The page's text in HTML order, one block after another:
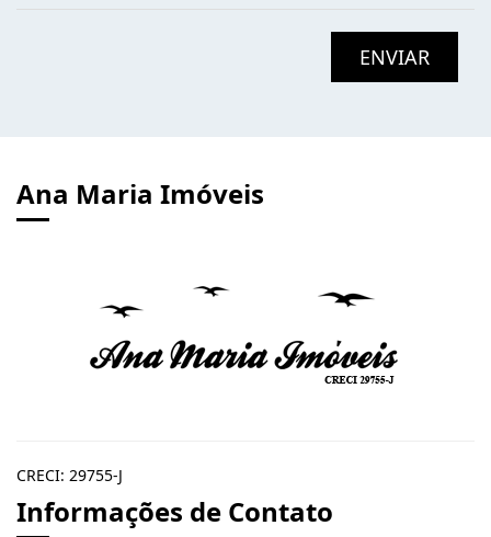
ENVIAR
Ana Maria Imóveis
CRECI: 29755-J
Informações de Contato